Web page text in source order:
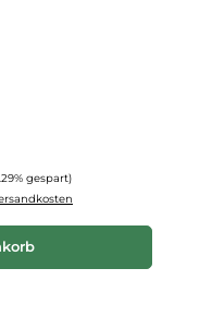
gespart)